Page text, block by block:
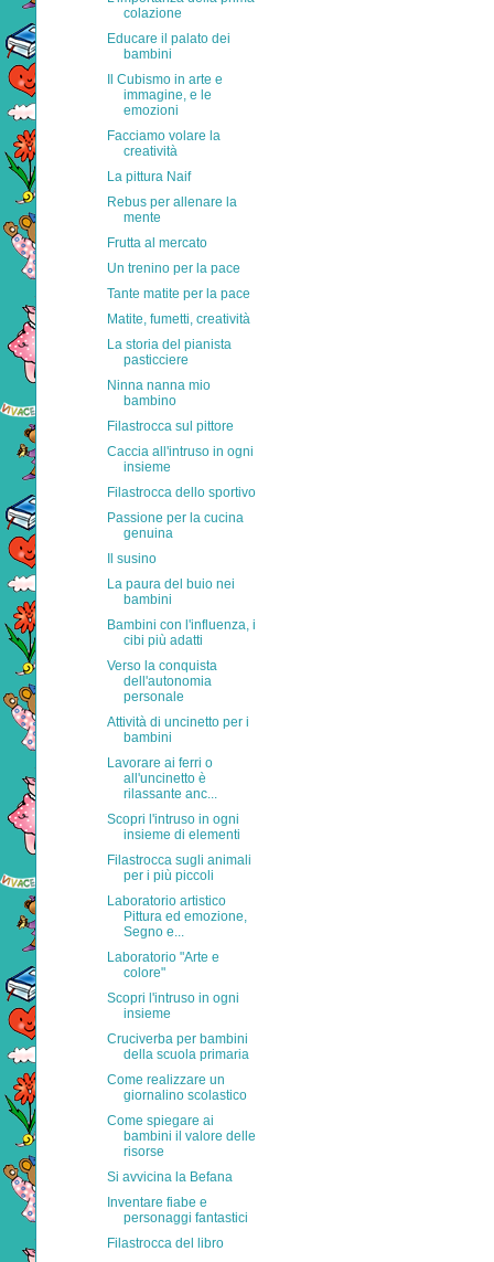
colazione
Educare il palato dei
bambini
Il Cubismo in arte e
immagine, e le
emozioni
Facciamo volare la
creatività
La pittura Naif
Rebus per allenare la
mente
Frutta al mercato
Un trenino per la pace
Tante matite per la pace
Matite, fumetti, creatività
La storia del pianista
pasticciere
Ninna nanna mio
bambino
Filastrocca sul pittore
Caccia all'intruso in ogni
insieme
Filastrocca dello sportivo
Passione per la cucina
genuina
Il susino
La paura del buio nei
bambini
Bambini con l'influenza, i
cibi più adatti
Verso la conquista
dell'autonomia
personale
Attività di uncinetto per i
bambini
Lavorare ai ferri o
all'uncinetto è
rilassante anc...
Scopri l'intruso in ogni
insieme di elementi
Filastrocca sugli animali
per i più piccoli
Laboratorio artistico
Pittura ed emozione,
Segno e...
Laboratorio "Arte e
colore"
Scopri l'intruso in ogni
insieme
Cruciverba per bambini
della scuola primaria
Come realizzare un
giornalino scolastico
Come spiegare ai
bambini il valore delle
risorse
Si avvicina la Befana
Inventare fiabe e
personaggi fantastici
Filastrocca del libro